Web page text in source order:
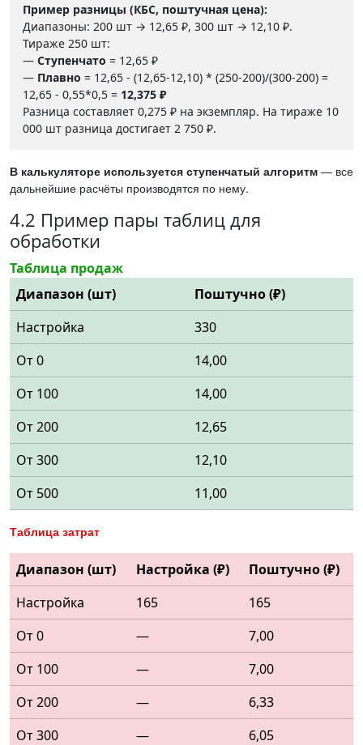
Пример разницы (КБС, поштучная цена):
Диапазоны: 200 шт → 12,65 ₽, 300 шт → 12,10 ₽.
Тираже 250 шт:
— Ступенчато = 12,65 ₽
— Плавно = 12,65 - (12,65-12,10) * (250-200)/(300-200) =
12,65 - 0,55*0,5 = 12,375 ₽
Разница составляет 0,275 ₽ на экземпляр. На тираже 10
000 шт разница достигает 2 750 ₽.
В калькуляторе используется ступенчатый алгоритм — все
дальнейшие расчёты производятся по нему.
4.2 Пример пары таблиц для
обработки
Таблица продаж
Диапазон (шт)
Поштучно (₽)
Настройка
330
От 0
14,00
От 100
14,00
От 200
12,65
От 300
12,10
От 500
11,00
Таблица затрат
Диапазон (шт) Настройка (₽)
Поштучно (₽)
Настройка
165
165
От 0
—
7,00
От 100
—
7,00
От 200
—
6,33
От 300
— 6,05